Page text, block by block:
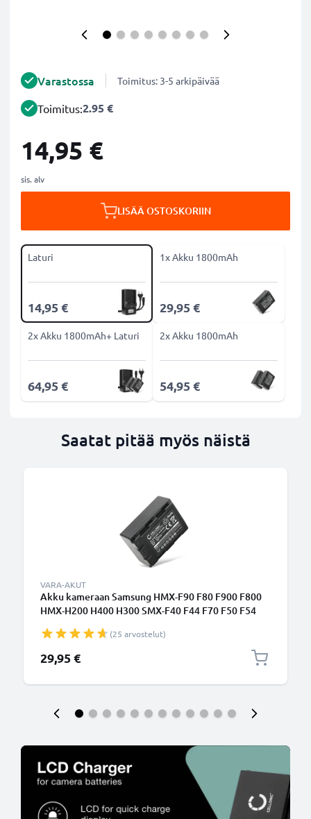
Varastossa Toimitus: 3-5 arkipäivää
Toimitus:2.95 €
14,95 €
sis. alv
LISÄÄ OSTOSKORIIN
Laturi
14,95 €
1x Akku 1800mAh
29,95 €
2x Akku 1800mAh+ Laturi
64,95 €
2x Akku 1800mAh
54,95 €
Saatat pitää myös näistä
VARA-AKUT
Akku kameraan Samsung HMX-F90 F80 F900 F800
HMX-H200 H400 H300 SMX-F40 F44 F70 F50 F54
3.7V) tuotemerkiltä CELLONIC
(25 arvostelut)
29,95 €